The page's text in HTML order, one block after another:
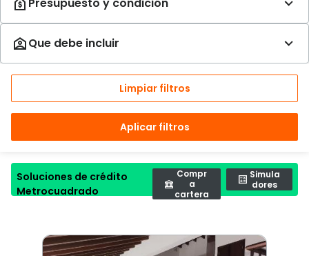
Limpiar filtros
Aplicar filtros
Soluciones de crédito
Metrocuadrado
Compr
a
cartera
Simula
dores